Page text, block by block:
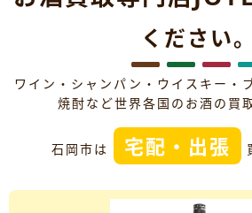
ください。
ワイン・シャンパン・ウイスキー・
焼酎など世界各国のお酒の買
石岡市は 宅配・出張